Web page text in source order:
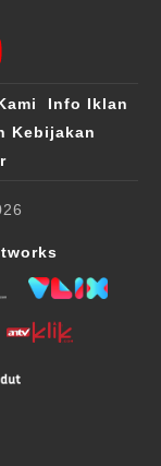
Info Iklan
Kebijakan